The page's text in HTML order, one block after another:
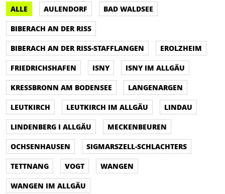
ALLE AULENDORF
BAD WALDSEE
BIBERACH AN DER RISS
BIBERACH AN DER RISS-STAFFLANGEN
EROLZHEIM
FRIEDRICHSHAFEN
ISNY
ISNY IM ALLGÄU
KRESSBRONN AM BODENSEE
LANGENARGEN
LEUTKIRCH
LEUTKIRCH IM ALLGÄU
LINDAU
LINDENBERG I ALLGÄU
MECKENBEUREN
OCHSENHAUSEN
SIGMARSZELL-SCHLACHTERS
TETTNANG
VOGT
WANGEN
WANGEN IM ALLGÄU